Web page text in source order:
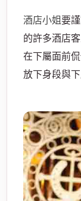
酒店小姐要
的許多酒店
在下屬面前
放下身段與